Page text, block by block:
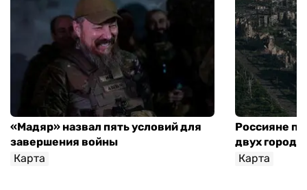
«Мадяр» назвал пять условий для
завершения войны
Карта
Россияне
двух
Карта